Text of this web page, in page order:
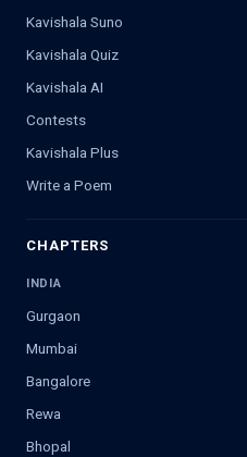
Kavishala Suno
Kavishala Quiz
Kavishala AI
Contests
Kavishala Plus
Write a Poem
CHAPTERS
INDIA
Gurgaon
Mumbai
Bangalore
Rewa
Bhopal